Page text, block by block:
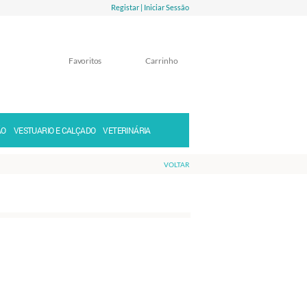
Registar | Iniciar Sessão
Carrinho
Favoritos
VESTUARIO E CALÇADO VETERINÁRIA
VOLTAR